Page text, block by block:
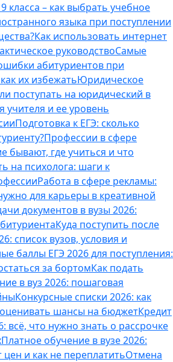
класса – как выбрать учебное
языка при поступлении
Как использовать интернет
руководствоСамые
абитуриентов при
их избежатьЮридическое
поступать на юридический в
учителя и ее уровень
Подготовка к ЕГЭ: сколько
Профессии в сфере
бывают, где учиться и что
на психолога: шаги к
Работа в сфере рекламы:
для карьеры в креативной
документов в вузы 2026:
Куда поступить после
список вузов, условия и
баллы ЕГЭ 2026 для поступления:
за бортомКак подать
в вуз 2026: пошаговая
Конкурсные списки 2026: как
шансы на бюджетКредит
всё, что нужно знать о рассрочке
Платное обучение в вузе 2026:
и как не переплатитьОтмена